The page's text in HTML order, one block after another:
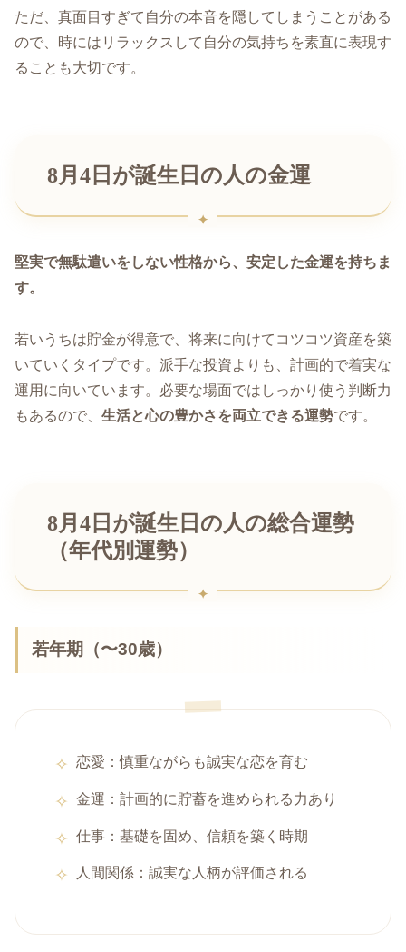
ただ、真面目すぎて自分の本音を隠してしまうことがある
ので、時にはリラックスして自分の気持ちを素直に表現す
ることも大切です。
8月4日が誕生日の人の金運
堅実で無駄遣いをしない性格から、安定した金運を持ちま
す。
若いうちは貯金が得意で、将来に向けてコツコツ資産を築
いていくタイプです。派手な投資よりも、計画的で着実な
運用に向いています。必要な場面ではしっかり使う判断力
もあるので、 生活と心の豊かさを両立できる運勢です。
8月4日が誕生日の人の総合運勢
（年代別運勢）
若年期（〜30歳）
恋愛：慎重ながらも誠実な恋を育む
金運：計画的に貯蓄を進められる力あり
仕事：基礎を固め、信頼を築く時期
人間関係：誠実な人柄が評価される